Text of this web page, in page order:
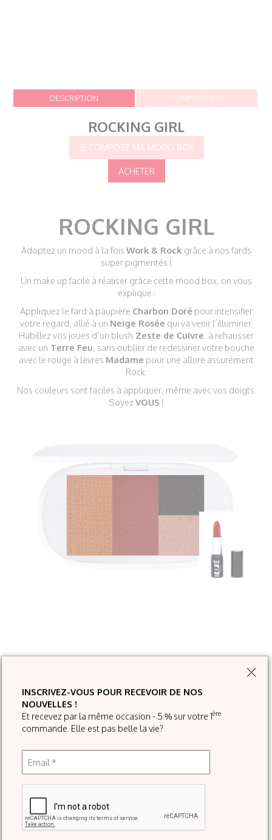
DESCRIPTION COMPOSITION
ROCKING GIRL
ROCKING GIRL
Adoptez un mood à la fois Work & Rock grâce à nos fards
super pigmentés !
Un make up facile à réaliser grâce cette mood box, on vous
explique :
Appliquez le fard à paupière Charbon Doré pour intensifier
votre regard, allié à un Neige Rosée qui va venir l’illuminer.
Habillez vos joues d’un blush Zeste de Cuivre, à rehausser
avec un Terre Feu, sans oublier de redessiner votre bouche
avec le rouge à lèvres Madame pour une allure assurément
Rock.
Nos couleurs sont faciles à appliquer, même avec vos doigts.
Soyez VOUS !
SATURÉ DE PIGMENTS
JUSQU’À 99 % D’INGRÉDIENTS
D’ORIGINE NATURELLE
INSCRIVEZ-VOUS POUR RECEVOIR DE NOS
NOUVELLES !
Et recevez par la même occasion - 5 % sur votre 1ère
commande. Elle est pas belle la vie?